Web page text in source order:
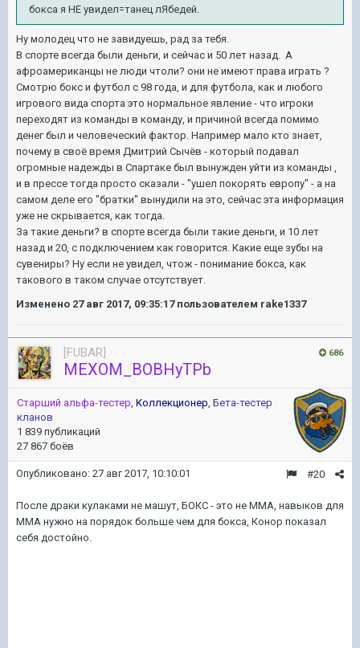
бокса я НЕ увидел=танец лЯбедей.
Ну молодец что не завидуешь, рад за тебя.
В спорте всегда были деньги, и сейчас и 50 лет назад. А
афроамериканцы не люди чтоли? они не имеют права играть ?
Смотрю бокс и футбол с 98 года, и для футбола, как и любого
игрового вида спорта это нормальное явление - что игроки
переходят из команды в команду, и причиной всегда помимо
денег был и человеческий фактор. Например мало кто знает,
почему в своё время Дмитрий Сычёв - который подавал
огромные надежды в Спартаке был вынужден уйти из команды ,
и в прессе тогда просто сказали - "ушел покорять европу" - а на
самом деле его "братки" вынудили на это, сейчас эта информация
уже не скрывается, как тогда.
За такие деньги? в спорте всегда были такие деньги, и 10 лет
назад и 20, с подключением как говорится. Какие еще зубы на
сувениры? Ну если не увидел, чтож - понимание бокса, как
такового в таком случае отсутствует.
Изменено 27 авг 2017, 09:35:17пользователем rake1337
686
[FUBAR]
MEXOM_BOBHyTPb
Старший альфа-тестер, Коллекционер, Бета-тестер
кланов
1 839 публикаций
27 867 боёв
#20
Опубликовано: 27 авг 2017, 10:10:01
После драки кулаками не машут, БОКС - это не ММА, навыков для
ММА нужно на порядок больше чем для бокса, Конор показал
себя достойно.